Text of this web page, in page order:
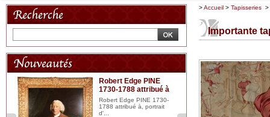
Robert Edge PINE
1730-1788 attribué à
Robert Edge PINE 1730-
1788 attribué à, portrait
d'...
>Accueil > Tapisseries >
Importante